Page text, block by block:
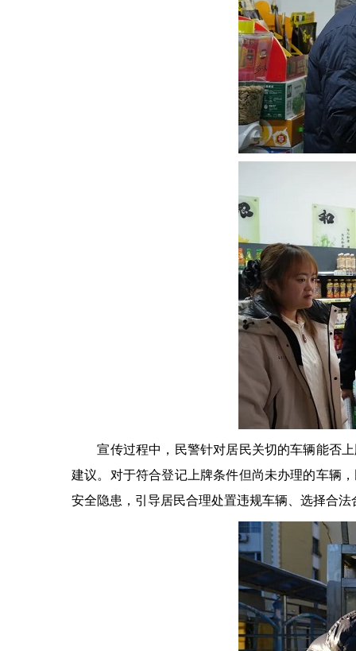
宣传过程中，民警针对居民关切的车辆能否上
建议。对于符合登记上牌条件但尚未办理的车辆
安全隐患，引导居民合理处置违规车辆、选择合